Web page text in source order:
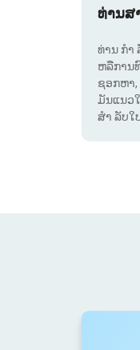
ທ່ານສ
ທ່ານ ກຳ
ຫລືການ
ຊອກຫາ,
ມັນແນວ
ສຳ ລັບໃ